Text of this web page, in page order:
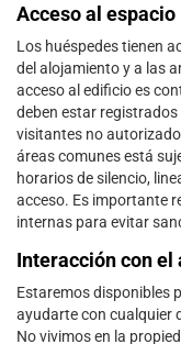
Acceso al espacio
Los huéspedes tienen
del alojamiento y a las
acceso al edificio es
deben estar
visitantes no
áreas comunes está
horarios de silencio,
acceso. Es importante
internas para evitar
Interacción con
Estaremos disponibles
ayudarte con cualquier
No vivimos en la